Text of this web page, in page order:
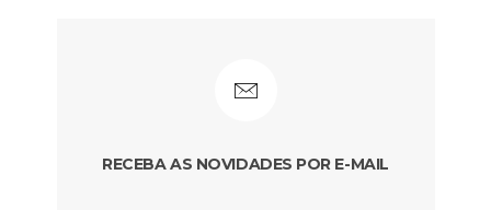
RECEBA AS NOVIDADES POR E-MAIL